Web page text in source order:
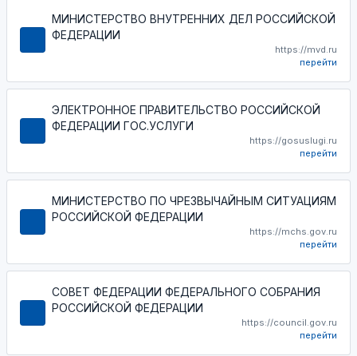
МИНИСТЕРСТВО ВНУТРЕННИХ ДЕЛ РОССИЙСКОЙ
ФЕДЕРАЦИИ
https://mvd.ru
перейти
ЭЛЕКТРОННОЕ ПРАВИТЕЛЬСТВО РОССИЙСКОЙ
ФЕДЕРАЦИИ ГОС.УСЛУГИ
https://gosuslugi.ru
перейти
МИНИСТЕРСТВО ПО ЧРЕЗВЫЧАЙНЫМ СИТУАЦИЯМ
РОССИЙСКОЙ ФЕДЕРАЦИИ
https://mchs.gov.ru
перейти
СОВЕТ ФЕДЕРАЦИИ ФЕДЕРАЛЬНОГО СОБРАНИЯ
РОССИЙСКОЙ ФЕДЕРАЦИИ
https://council.gov.ru
перейти